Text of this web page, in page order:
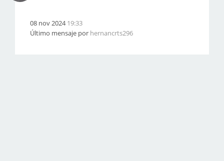
08 nov 202419:33
Último mensaje por hernancrts296